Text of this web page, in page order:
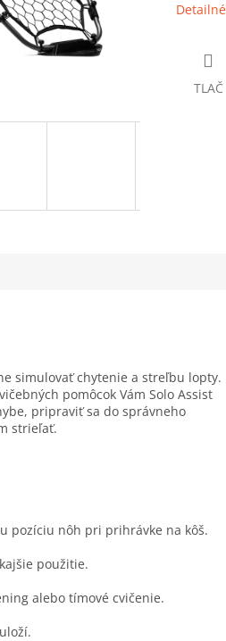
TLAČ
simulovať chytenie a streľbu lopty.
pomôcok Vám Solo Assist
pripraviť sa do správneho
strieľať.
pozíciu nôh pri prihrávke na kôš.
použitie.
alebo tímové cvičenie.